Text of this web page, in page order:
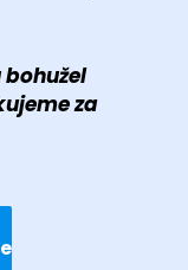
bohužel
za